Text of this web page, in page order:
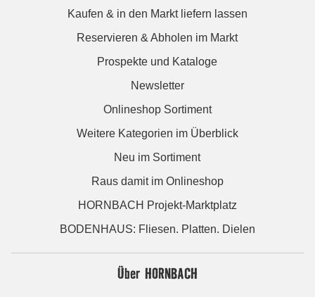
Kaufen & in den Markt liefern lassen
Reservieren & Abholen im Markt
Prospekte und Kataloge
Newsletter
Onlineshop Sortiment
Weitere Kategorien im Überblick
Neu im Sortiment
Raus damit im Onlineshop
HORNBACH Projekt-Marktplatz
BODENHAUS: Fliesen. Platten. Dielen
Über HORNBACH